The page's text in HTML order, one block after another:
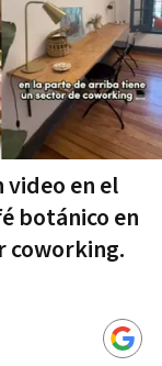
en el
botánico en
coworking.